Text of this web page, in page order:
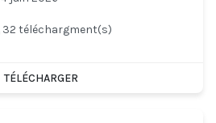
32 téléchargment(s)
TÉLÉCHARGER